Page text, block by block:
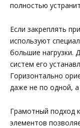
полностью
Если закреплять
используют
большие нагрузки.
систем его
Горизонтально
даже не по одной,
Грамотный подход
элементов